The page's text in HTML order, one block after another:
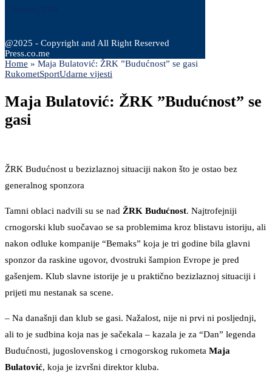
@2025 - Copyright and All Right Reserved
Press.co.me
Home » Maja Bulatović: ŽRK ”Budućnost” se gasi
RukometSportUdarne vijesti
Maja Bulatović: ŽRK ”Budućnost” se
gasi
ŽRK Budućnost u bezizlaznoj situaciji nakon što je ostao bez
generalnog sponzora
Tamni oblaci nadvili su se nad ŽRK Budućnost. Najtrofejniji
crnogorski klub suočavao se sa problemima kroz blistavu istoriju, ali
nakon odluke kompanije “Bemaks” koja je tri godine bila glavni
sponzor da raskine ugovor, dvostruki šampion Evrope je pred
gašenjem. Klub slavne istorije je u praktično bezizlaznoj situaciji i
prijeti mu nestanak sa scene.
– Na današnji dan klub se gasi. Nažalost, nije ni prvi ni posljednji,
ali to je sudbina koja nas je sačekala – kazala je za “Dan” legenda
Budućnosti, jugoslovenskog i crnogorskog rukometa Maja
Bulatović, koja je izvršni direktor kluba.